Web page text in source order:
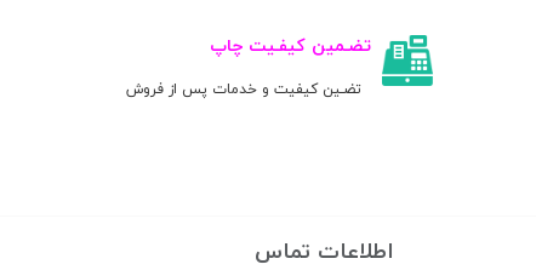
تضـمین کیفـیت چاپ
تضـین کیفیت و خدمات پس از فروش
اطلاعات تماس